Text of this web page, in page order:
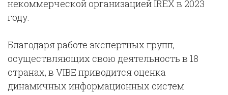
некоммерческой организацией IREX в 2023
году.
Благодаря работе экспертных групп,
осуществляющих свою деятельность в 18
странах, в VIBE приводится оценка
динамичных информационных систем